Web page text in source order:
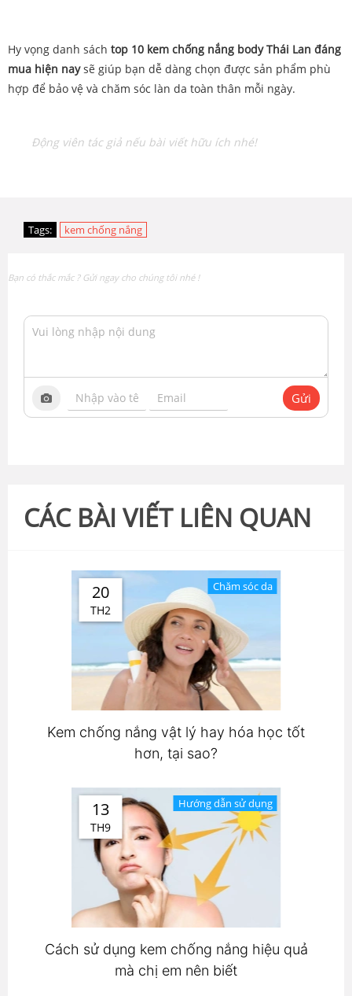
Hy vọng danh sách top 10 kem chống nắng body Thái Lan đáng
mua hiện naysẽ giúp bạn dễ dàng chọn được sản phẩm phù
hợp để bảo vệ và chăm sóc làn da toàn thân mỗi ngày.
Động viên tác giả nếu bài viết hữu ích nhé!
Tags: kem chống nắng
Bạn có thắc mắc ? Gửi ngay cho chúng tôi nhé !
Gửi
CÁC BÀI VIẾT LIÊN QUAN
20
TH2
Chăm sóc da
Kem chống nắng vật lý hay hóa học tốt
hơn, tại sao?
13
TH9
Hướng dẫn sử dụng
Cách sử dụng kem chống nắng hiệu quả
mà chị em nên biết